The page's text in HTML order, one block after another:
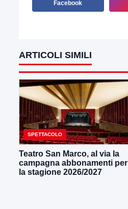
Facebook
ARTICOLI SIMILI
SPETTACOLO
Teatro San Marco, al via la
campagna abbonamenti per
la stagione 2026/2027